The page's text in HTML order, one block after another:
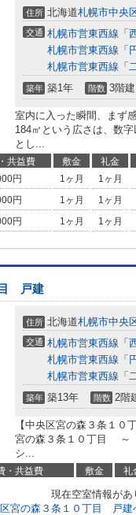
住所 北海道札幌市中央
交通 札幌市営東西線 「
札幌市営東西線 「
札幌市営東西線 「
築年 築1年 階数 3階建
室内に入った瞬間、まず
184㎡という広さは、数
とし...
共益費 敷金 礼金
円 1ヶ月 1ヶ月
円 1ヶ月 1ヶ月
円 1ヶ月 1ヶ月
目 戸建
住所 北海道札幌市中央
交通 札幌市営東西線 「
札幌市営東西線 「
札幌市営東西線 「
築年 築13年 階数 2階
【中央区宮の森３条１
宮の森３条１０丁目 ～
シ...
・共益費 敷金 礼
現在空室情報があ
宮の森３条１０丁目 戸建